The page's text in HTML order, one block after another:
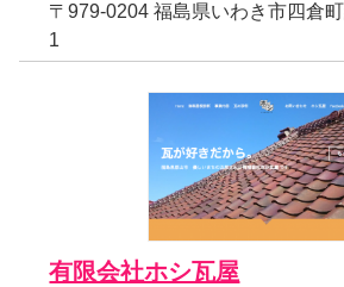
〒979-0204 福島県いわき市四倉
1
有限会社ホシ瓦屋